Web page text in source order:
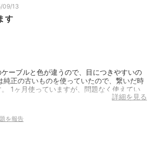
09/13
す
ーブルと色が違うので、目につきやすいの
純正の古いものを使っていたので、繋いだ時
1ヶ月使っていますが、問題なく使えてい
詳細を見る
を報告